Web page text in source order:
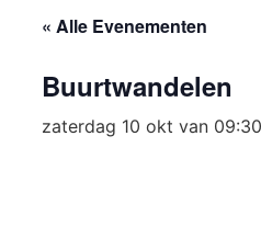
« Alle Evenementen
Buurtwandelen
zaterdag 10 okt van 09:30